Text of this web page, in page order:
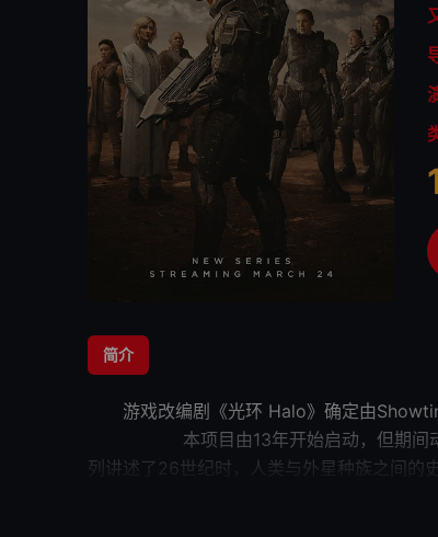
简介
游戏改编剧《光环 Halo》确
本项目由13年开始启动，但期间动作不
列讲述了26世纪时，人类与
Pablo Schreiber饰演核心人物士官长/
在殖民星的关键时刻遇上士